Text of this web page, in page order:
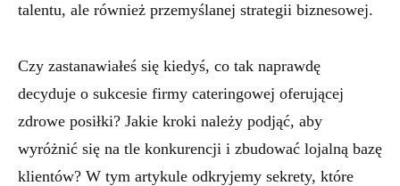
talentu, ale również przemyślanej strategii biznesowej.
Czy zastanawiałeś się kiedyś, co tak naprawdę
decyduje o sukcesie firmy cateringowej oferującej
zdrowe posiłki? Jakie kroki należy podjąć, aby
wyróżnić się na tle konkurencji i zbudować lojalną bazę
klientów? W tym artykule odkryjemy sekrety, które